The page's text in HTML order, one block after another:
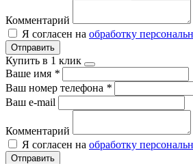
Комментарий
Я согласен на обработку
Отправить
Купить в 1 клик
Ваше имя *
Ваш номер телефона *
Ваш e-mail
Комментарий
Я согласен на обработку
Отправить